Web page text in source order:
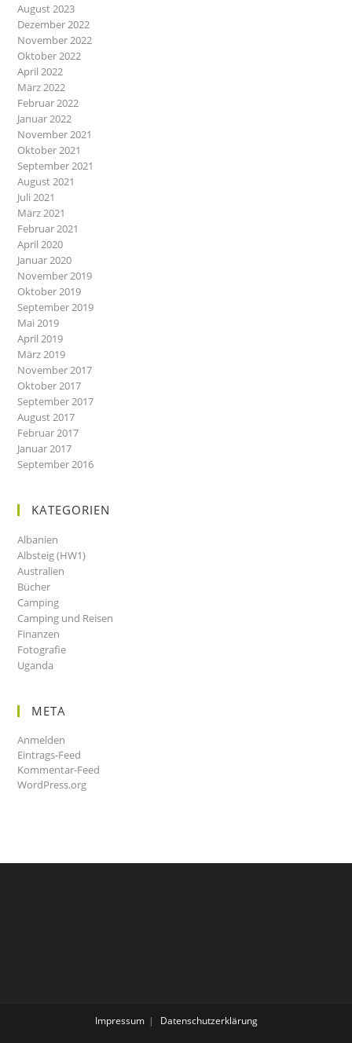
August 2023
Dezember 2022
November 2022
Oktober 2022
April 2022
März 2022
Februar 2022
Januar 2022
November 2021
Oktober 2021
September 2021
August 2021
Juli 2021
März 2021
Februar 2021
April 2020
Januar 2020
November 2019
Oktober 2019
September 2019
Mai 2019
April 2019
März 2019
November 2017
Oktober 2017
September 2017
August 2017
Februar 2017
Januar 2017
September 2016
KATEGORIEN
Albanien
Albsteig (HW1)
Australien
Bücher
Camping
Camping und Reisen
Finanzen
Fotografie
Uganda
META
Anmelden
Eintrags-Feed
Kommentar-Feed
WordPress.org
Impressum Datenschutzerklärung